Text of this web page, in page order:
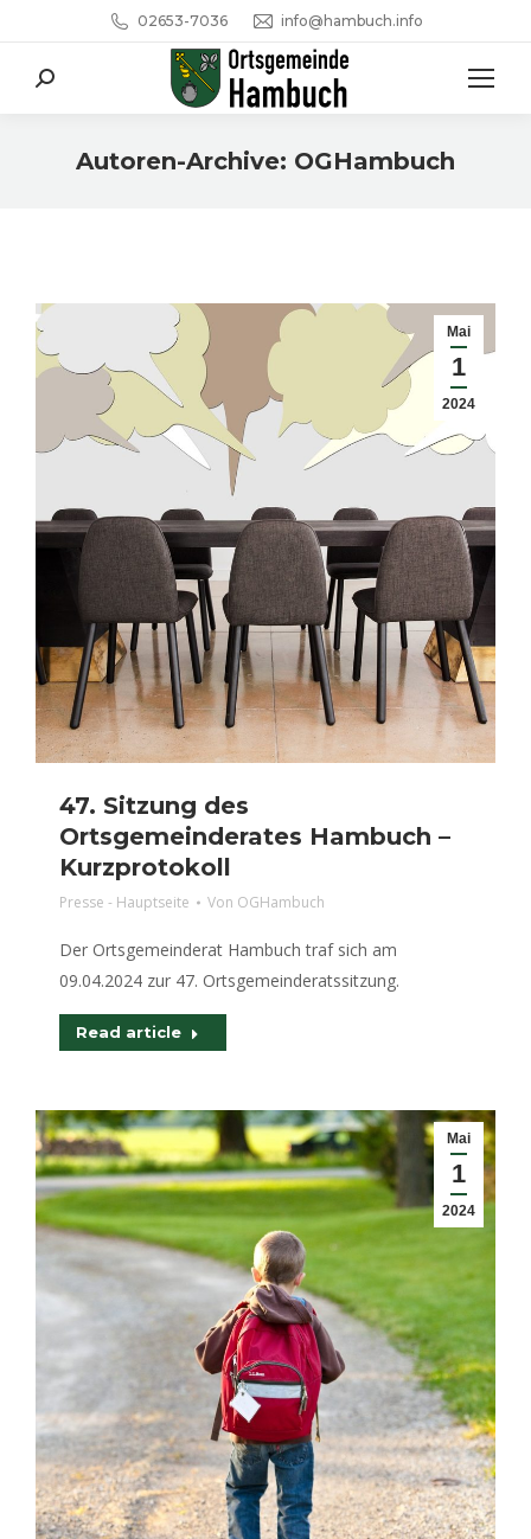
02653-7036 info@hambuch.info
Search:
Autoren-Archive: OGHambuch
Mai
1
2024
47. Sitzung des
Ortsgemeinderates Hambuch –
Kurzprotokoll
Presse - Hauptseite Von OGHambuch
Der Ortsgemeinderat Hambuch traf sich am
09.04.2024 zur 47. Ortsgemeinderatssitzung.
Read article
Mai
1
2024